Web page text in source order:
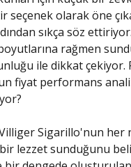
seçenek olarak öne
sıkça söz
rağmen
ile dikkat çekiyor.
fiyat performans
Sigarillo'nun her
lezzet sunduğunu